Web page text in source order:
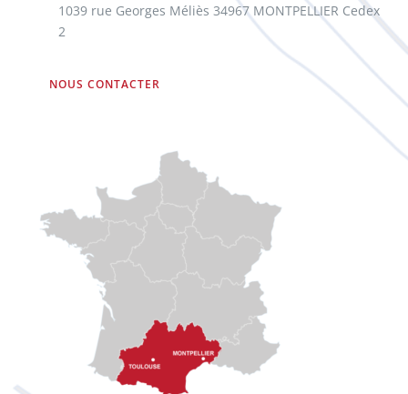
1039 rue Georges Méliès 34967 MONTPELLIER Cedex
2
NOUS CONTACTER